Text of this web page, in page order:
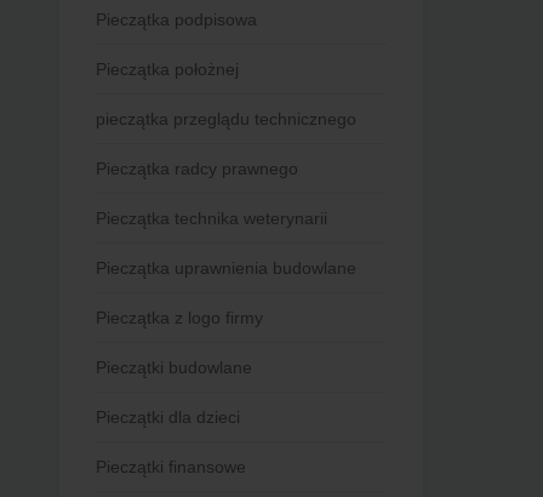
Pieczątka podpisowa
Pieczątka położnej
pieczątka przeglądu technicznego
Pieczątka radcy prawnego
Pieczątka technika weterynarii
Pieczątka uprawnienia budowlane
Pieczątka z logo firmy
Pieczątki budowlane
Pieczątki dla dzieci
Pieczątki finansowe